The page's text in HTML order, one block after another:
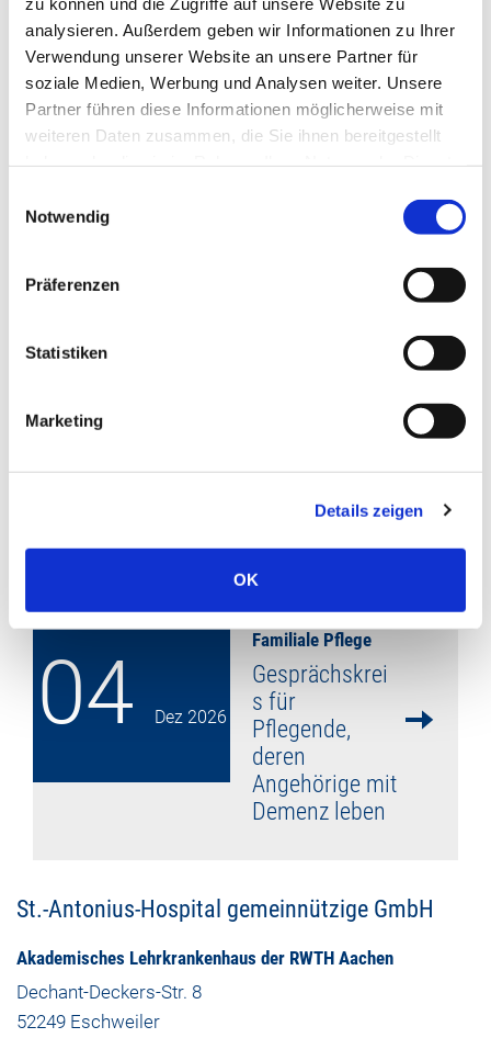
analysieren. Außerdem geben wir Informationen zu Ihrer
Verwendung unserer Website an unsere Partner für
soziale Medien, Werbung und Analysen weiter. Unsere
Partner führen diese Informationen möglicherweise mit
weiteren Daten zusammen, die Sie ihnen bereitgestellt
Notwendig
Präferenzen
Statistiken
Marketing
Details zeigen
OK
mehr lesen
13
20 Nov 2026
mehr lesen
04 Dez 2026
Familiale Pflege
Gesprächskrei
s für
Pflegende,
deren
Angehörige mit
Demenz leben
St.-Antonius-Hospital gemeinnützige GmbH
Akademisches Lehrkrankenhaus der RWTH Aachen
Dechant-Deckers-Str. 8
52249 Eschweiler